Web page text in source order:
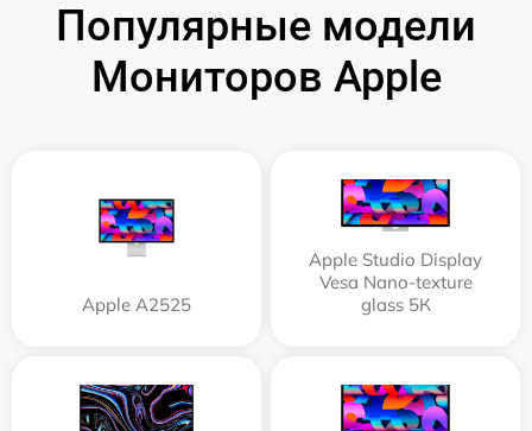
Популярные модели
Мониторов Apple
Apple А2525
Apple Studio Display
Vesa Nano-texture
glass 5К